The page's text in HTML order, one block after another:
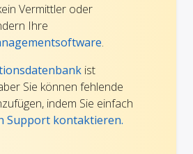
Vermittler oder
Ihre
.
ist
Sie können fehlende
indem Sie einfach
Support kontaktieren.